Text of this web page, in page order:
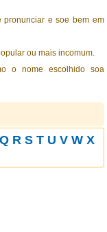
pronunciar e soe bem em
ou mais incomum.
o nome escolhido soa
Q R S T U V W X